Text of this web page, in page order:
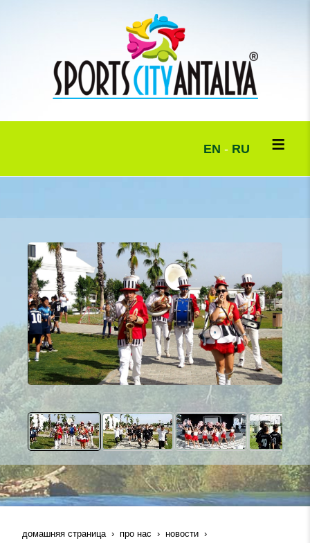
EN - RU
домашняя страница про нас
новости